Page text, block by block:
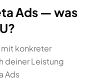
Ads — was
konkreter
deiner Leistung
Ads